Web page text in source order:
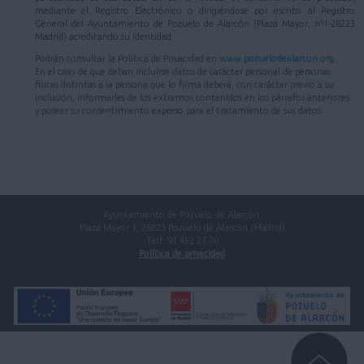
mediante el Registro Electrónico o dirigiéndose por escrito al Registro
General del Ayuntamiento de Pozuelo de Alarcón (Plaza Mayor, nº1-28223
Madrid) acreditando su identidad.
Podrán consultar la Política de Privacidad en www.pozuelodealarcon.org
En el caso de que deban incluirse datos de carácter personal de personas
físicas distintas a la persona que lo firma deberá, con carácter previo a su
inclusión, informarles de los extremos contenidos en los párrafos anteriores
y poseer su consentimiento expreso para el tratamiento de sus datos.
Ayuntamiento de Pozuelo de Alarcón.
Plaza Mayor 1, 28223 Pozuelo de Alarcón (Madrid)
Telf. 91 452 27 00
Política de privacidad